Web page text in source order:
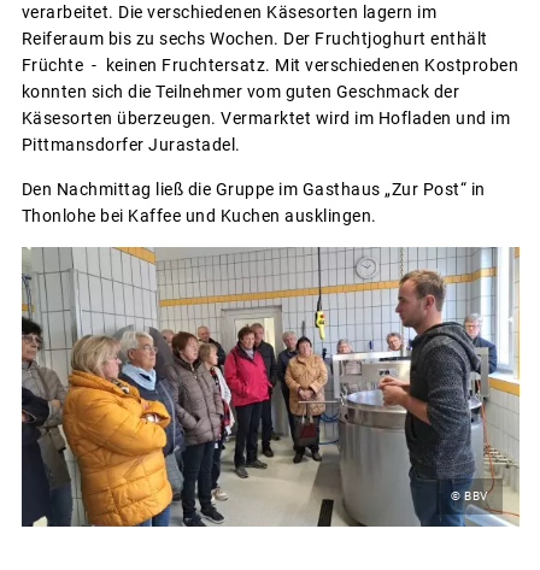
verarbeitet. Die verschiedenen Käsesorten lagern im
Reiferaum bis zu sechs Wochen. Der Fruchtjoghurt enthält
Früchte - keinen Fruchtersatz. Mit verschiedenen Kostproben
konnten sich die Teilnehmer vom guten Geschmack der
Käsesorten überzeugen. Vermarktet wird im Hofladen und im
Pittmansdorfer Jurastadel.
Den Nachmittag ließ die Gruppe im Gasthaus „Zur Post“ in
Thonlohe bei Kaffee und Kuchen ausklingen.
© BBV